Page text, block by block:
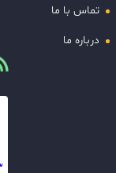
تماس با ما
درباره ما